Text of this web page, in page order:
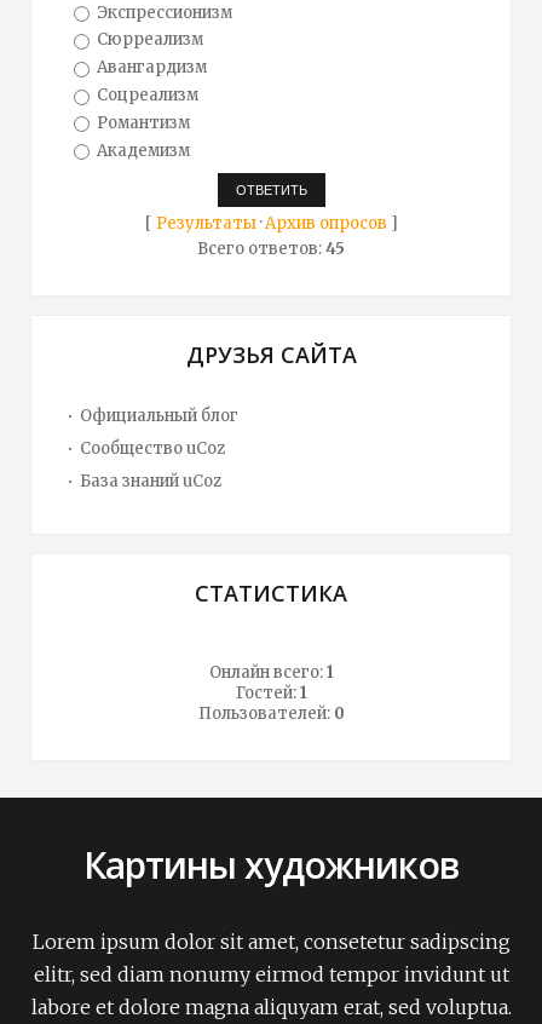
Экспрессионизм
Сюрреализм
Авангардизм
Соцреализм
Романтизм
Академизм
[ Результаты·Архив опросов ]
Всего ответов:45
ДРУЗЬЯ САЙТА
Официальный блог
Сообщество uCoz
База знаний uCoz
СТАТИСТИКА
Онлайн всего:1
Гостей:1
Пользователей: 0
Картины художников
Lorem ipsum dolor sit amet, consetetur sadipscing
elitr, sed diam nonumy eirmod tempor invidunt ut
labore et dolore magna aliquyam erat, sed voluptua.